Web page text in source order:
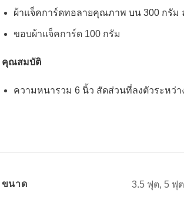
ผ้าแจ็คการ์ดทอลายคุณภาพ บน 300 กรัม
ขอบผ้าแจ็คการ์ด 100 กรัม
คุณสมบัติ
ความหนารวม 6 นิ้ว สัดส่วนที่ลงตัวระหว่
ขนาด 3.5 ฟุต, 5 ฟุ